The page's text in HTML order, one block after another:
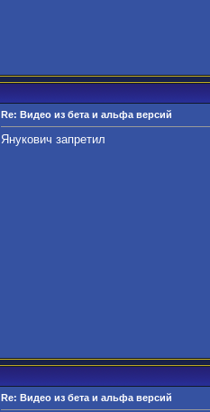
Re: Видео из бета и альфа версий
Янукович запретил
Re: Видео из бета и альфа версий